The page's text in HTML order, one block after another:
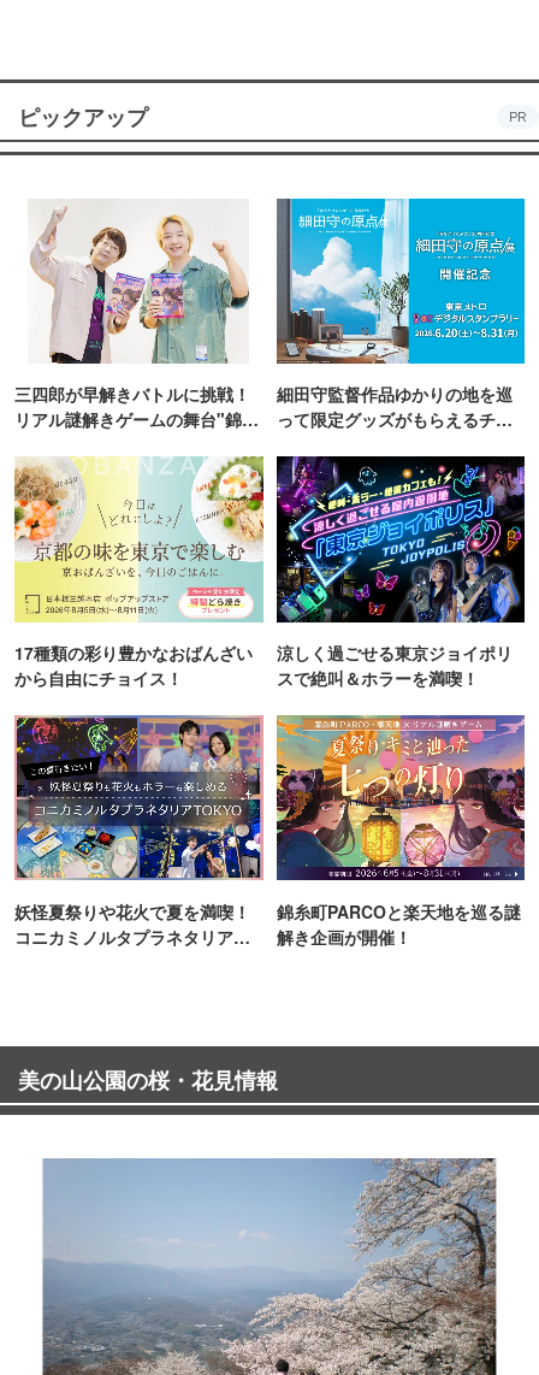
ピックアップ PR
三四郎が早解きバトルに挑戦！
リアル謎解きゲームの舞台"錦糸
細田守監督作品ゆかりの地を巡
って限定グッズがもらえるチャ
17種類の彩り豊かなおばんざい
から自由にチョイス！
涼しく過ごせる東京ジョイポリ
スで絶叫＆ホラーを満喫！
妖怪夏祭りや花火で夏を満喫！
コニカミノルタプラネタリア
錦糸町PARCOと楽天地を巡る謎
解き企画が開催！
美の山公園の桜・花見情報